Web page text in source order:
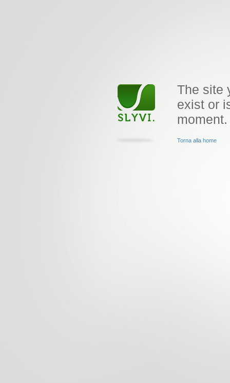
The site
exist or
moment.
Torna alla home